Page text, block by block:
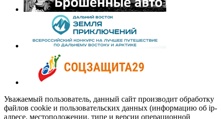
Уважаемый пользователь, данный сайт производит обработку
файлов cookie и пользовательских данных (информацию об ip-
адресе, местоположении, типе и версии операционной